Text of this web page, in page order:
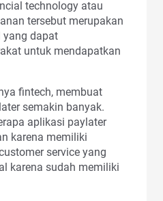
technology atau
tersebut merupakan
dapat
untuk mendapatkan
fintech, membuat
semakin banyak.
aplikasi paylater
karena memiliki
service yang
karena sudah memiliki